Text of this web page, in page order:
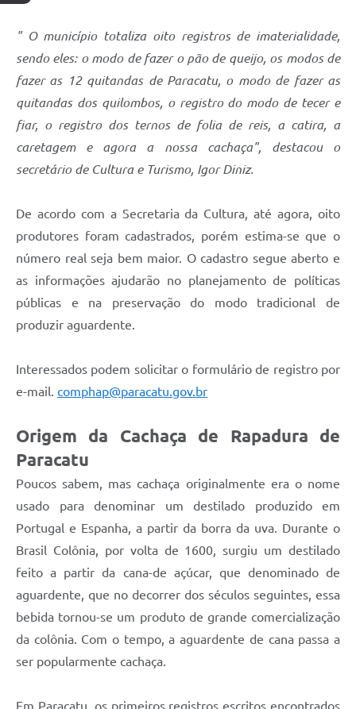
" O município totaliza oito registros de imaterialidade,
sendo eles: o modo de fazer o pão de queijo, os modos de
fazer as 12 quitandas de Paracatu, o modo de fazer as
quitandas dos quilombos, o registro do modo de tecer e
fiar, o registro dos ternos de folia de reis, a catira, a
caretagem e agora a nossa cachaça", destacou o
secretário de Cultura e Turismo, Igor Diniz.
De acordo com a Secretaria da Cultura, até agora, oito
produtores foram cadastrados, porém estima-se que o
número real seja bem maior. O cadastro segue aberto e
as informações ajudarão no planejamento de políticas
públicas e na preservação do modo tradicional de
produzir aguardente.
Interessados podem solicitar o formulário de registro por
e-mail. comphap@paracatu.gov.br
Origem da Cachaça de Rapadura de
Paracatu
Poucos sabem, mas cachaça originalmente era o nome
usado para denominar um destilado produzido em
Portugal e Espanha, a partir da borra da uva. Durante o
Brasil Colônia, por volta de 1600, surgiu um destilado
feito a partir da cana-de açúcar, que denominado de
aguardente, que no decorrer dos séculos seguintes, essa
bebida tornou-se um produto de grande comercialização
da colônia. Com o tempo, a aguardente de cana passa a
ser popularmente cachaça.
Em Paracatu, os primeiros registros escritos encontrados